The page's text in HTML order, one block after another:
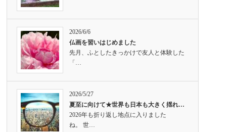
2026/6/6
仏画を習いはじめました
先月、ふとしたきっかけで友人と体験した
「…
2026/5/27
夏至に向けて★世界も日本も大きく揺れ…
2026年も折り返し地点に入りました
ね。 世…